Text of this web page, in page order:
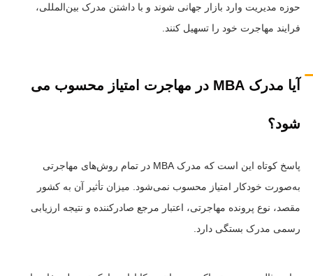
حوزه مدیریت وارد بازار جهانی شوند و با داشتن مدرک بین‌المللی،
فرایند مهاجرت خود را تسهیل کنند.
آیا مدرک MBA در مهاجرت امتیاز محسوب می
شود؟
پاسخ کوتاه این است که مدرک MBA در تمام روش‌های مهاجرتی
به‌صورت خودکار امتیاز محسوب نمی‌شود. میزان تأثیر آن به کشور
مقصد، نوع پرونده مهاجرتی، اعتبار مرجع صادرکننده و نتیجه ارزیابی
رسمی مدرک بستگی دارد.